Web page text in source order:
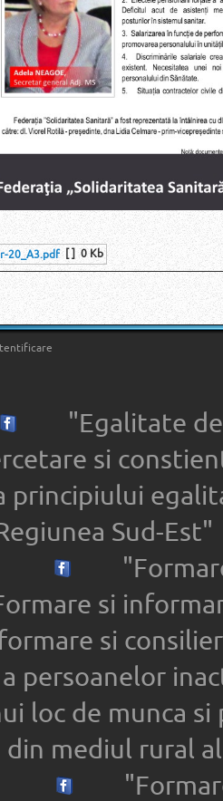
20_A3.pdf 0 Kb
"Egalitate de
si
principiului
Sud-Est"
si
si
persoanelor
loc de munca
mediul rural